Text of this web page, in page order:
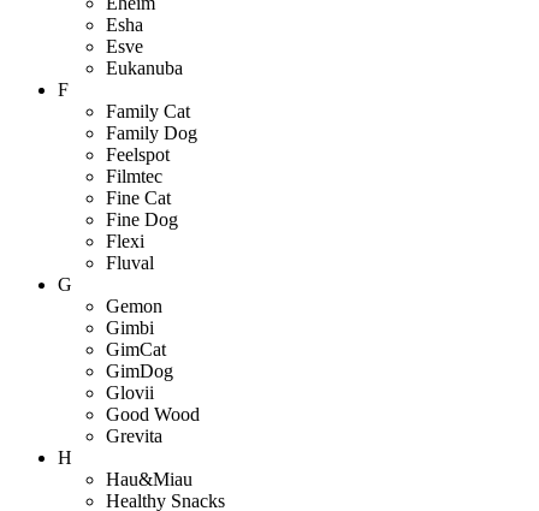
Esha
Esve
Eukanuba
F
Family Cat
Family Dog
Feelspot
Filmtec
Fine Cat
Fine Dog
Flexi
Fluval
G
Gemon
Gimbi
GimCat
GimDog
Glovii
Good Wood
Grevita
H
Hau&Miau
Healthy Snacks